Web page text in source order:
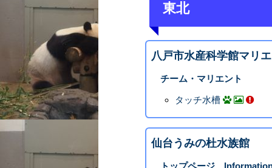
東北
八戸市水産科学館マリ
チーム・マリエント
タッチ水槽
仙台うみの杜水族館
トップページ